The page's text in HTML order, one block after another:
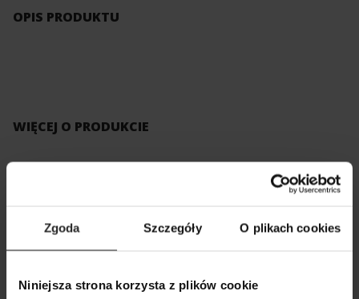
Zgoda Szczegóły O plikach cookies
Niniejsza strona korzysta z plików cookie
OPIS PRODUKTU
WIĘCEJ O PRODUKCIE
PDF